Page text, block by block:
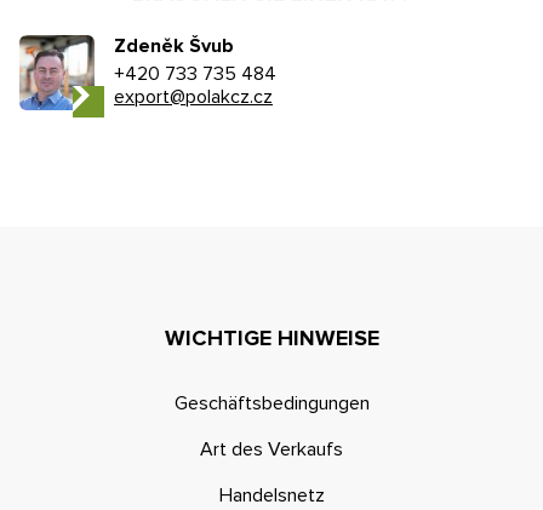
Zdeněk Švub
+420 733 735 484
export@polakcz.cz
WICHTIGE HINWEISE
Geschäftsbedingungen
Art des Verkaufs
Handelsnetz